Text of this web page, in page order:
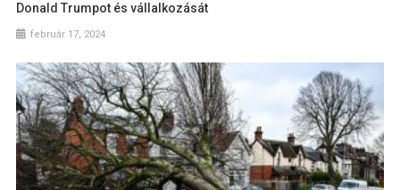
Donald Trumpot és vállalkozását
február 17, 2024